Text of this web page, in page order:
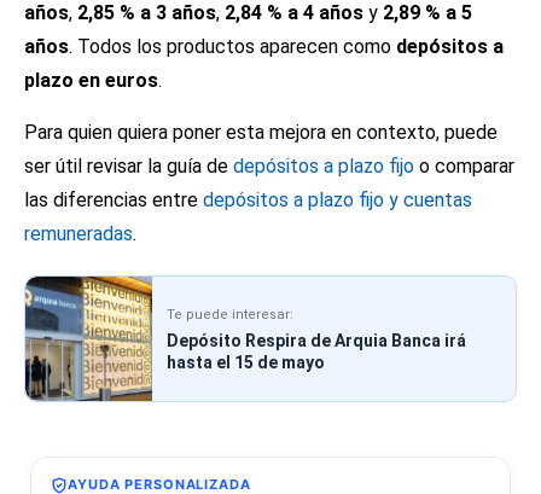
años, 2,85 % a 3 años, 2,84 % a 4 años y 2,89 % a 5
años. Todos los productos aparecen como depósitos a
plazo en euros.
Para quien quiera poner esta mejora en contexto, puede
ser útil revisar la guía de depósitos a plazo fijo o comparar
las diferencias entre depósitos a plazo fijo y cuentas
remuneradas.
Te puede interesar:
Depósito Respira de Arquia Banca irá
hasta el 15 de mayo
AYUDA PERSONALIZADA